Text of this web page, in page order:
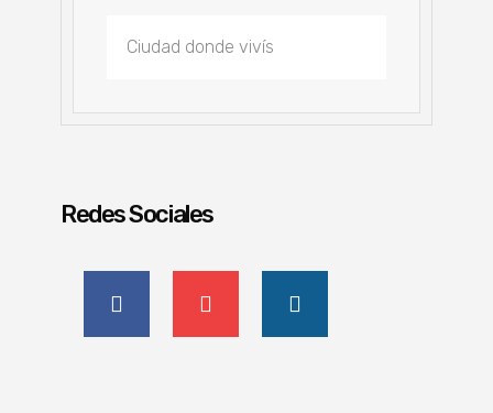
Redes Sociales